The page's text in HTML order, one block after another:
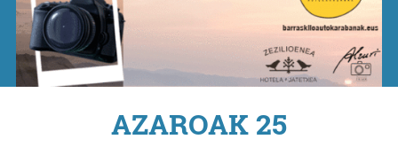
AZAROAK 25